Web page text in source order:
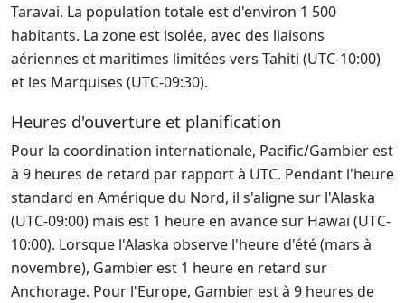
Taravai. La population totale est d'environ 1 500
habitants. La zone est isolée, avec des liaisons
aériennes et maritimes limitées vers Tahiti (UTC-10:00)
et les Marquises (UTC-09:30).
Heures d'ouverture et planification
Pour la coordination internationale, Pacific/Gambier est
à 9 heures de retard par rapport à UTC. Pendant l'heure
standard en Amérique du Nord, il s'aligne sur l'Alaska
(UTC-09:00) mais est 1 heure en avance sur Hawaï (UTC-
10:00). Lorsque l'Alaska observe l'heure d'été (mars à
novembre), Gambier est 1 heure en retard sur
Anchorage. Pour l'Europe, Gambier est à 9 heures de